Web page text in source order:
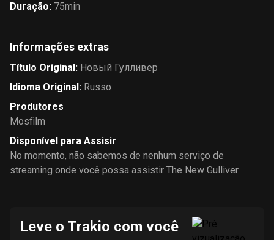
Duração: 75min
Informações extras
Título Original: Новый Гулливер
Idioma Original: Russo
Produtores
Mosfilm
Disponível para Assisir
No momento, não sabemos de nenhum serviço de
streaming onde você possa assistir The New Gulliver
Leve o Trakio com você